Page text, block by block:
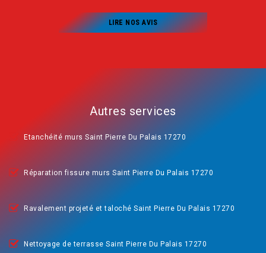
LIRE NOS AVIS
Autres services
Etanchéité murs Saint Pierre Du Palais 17270
Réparation fissure murs Saint Pierre Du Palais 17270
Ravalement projeté et taloché Saint Pierre Du Palais 17270
Nettoyage de terrasse Saint Pierre Du Palais 17270